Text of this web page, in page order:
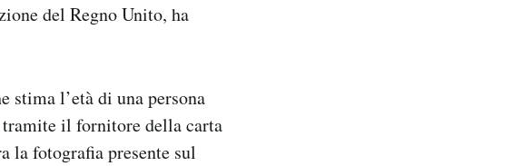
del Regno Unito, ha
l’età di una persona
il fornitore della carta
la fotografia presente sul